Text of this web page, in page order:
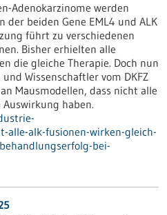
Adenokarzinome werden
beiden Gene EML4 und ALK
führt zu verschiedenen
Bisher erhielten alle
die gleiche Therapie. Doch nun
Wissenschaftler vom DKFZ
Mausmodellen, dass nicht alle
haben.
alk-fusionen-wirken-gleich-
bei-